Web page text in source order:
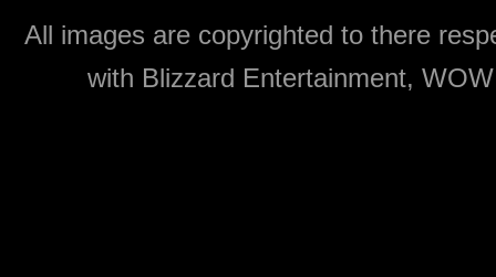
All images are copyrighted to there
with Blizzard Entertainment,